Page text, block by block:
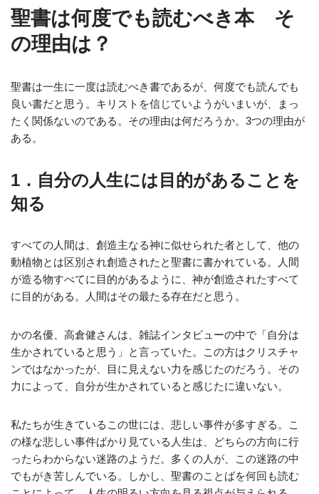
聖書は何度でも読むべき本 そ
の理由は？
聖書は一生に一度は読むべき書であるが、何度でも読んでも
良い書だと思う。キリストを信じていようがいまいが、まっ
たく関係ないのである。その理由は何だろうか。3つの理由が
ある。
1．自分の人生には目的があることを
知る
すべての人間は、創造主なる神に似せられた者として、他の
動植物とは区別され創造されたと聖書に書かれている。人間
が造る物すべてに目的があるように、神が創造されたすべて
に目的がある。人間はその最たる存在だと思う。
かの名優、高倉健さんは、雑誌インタビューの中で「自分は
生かされていると思う」と言っていた。この方はクリスチャ
ンではなかったが、目に見えない力を感じたのだろう。その
力によって、自分が生かされていると感じたに違いない。
私たちが生きているこの世には、悲しい事件が多すぎる。こ
の様な悲しい事件ばかり見ている人生は、どちらの方向に行
ったらわからない迷路のようだ。多くの人が、この迷路の中
でもがき苦しんでいる。しかし、聖書のことばを何回も読む